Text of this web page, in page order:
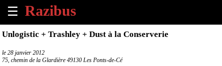
☰
×
Unlogistic + Trashley + Dust à la Conserverie
le 28 janvier 2012
75, chemin de la Glardière 49130 Les Ponts-de-Cé